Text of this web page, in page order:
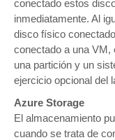
conectado estos
inmediatamente. Al
disco físico
conectado a una VM,
una partición y un
ejercicio opcional del
Azure Storage
El almacenamiento
cuando se trata de